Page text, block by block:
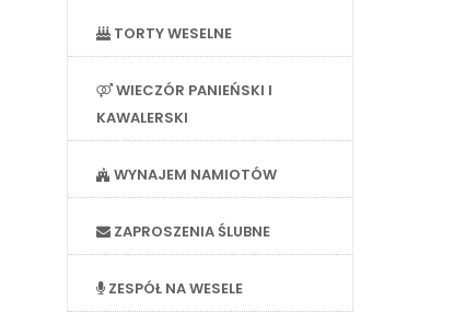
TORTY WESELNE
WIECZÓR PANIEŃSKI I
KAWALERSKI
WYNAJEM NAMIOTÓW
ZAPROSZENIA ŚLUBNE
ZESPÓŁ NA WESELE